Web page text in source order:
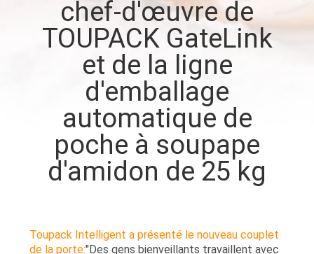
CONTRÔLE
CONTACTEZ-
CAS
chef-d'œuvre de
TOUPACK GateLink
et de la ligne
d'emballage
automatique de
poche à soupape
d'amidon de 25 kg
Toupack Intelligent a présenté le nouveau couplet
de la porte:"Des gens bienveillants travaillent avec